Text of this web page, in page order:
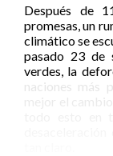
Después de
promesas, un
climático se
pasado 23 de
verdes, la
naciones más
todo esto en